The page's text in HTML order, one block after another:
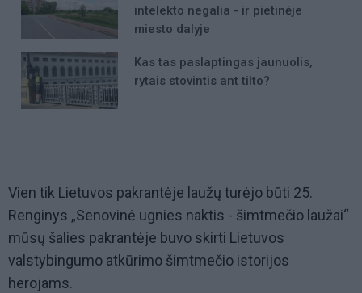
intelekto negalia - ir pietinėje
miesto dalyje
Kas tas paslaptingas jaunuolis,
rytais stovintis ant tilto?
Vien tik Lietuvos pakrantėje laužų turėjo būti 25.
Renginys „Senovinė ugnies naktis - šimtmečio laužai“
mūsų šalies pakrantėje buvo skirti Lietuvos
valstybingumo atkūrimo šimtmečio istorijos
herojams.